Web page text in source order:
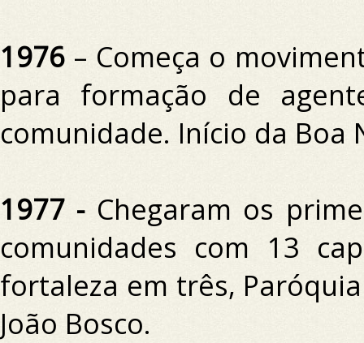
1976 – Começa o
para formação de
comunidade. Início da Boa
1977 -Chegaram os
comunidades com 13
fortaleza em três,
João Bosco.